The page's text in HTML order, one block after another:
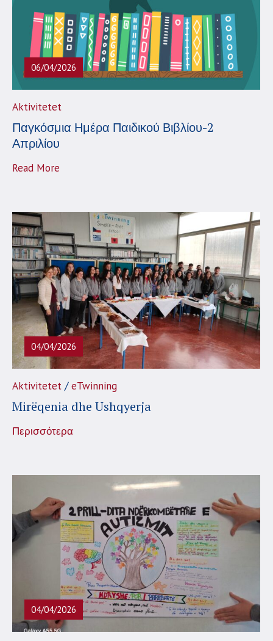
06/04/2026
Aktivitetet
Παγκόσμια Ημέρα Παιδικού Βιβλίου-2
Απριλίου
Read More
04/04/2026
Aktivitetet/eTwinning
Mirëqenia dhe Ushqyerja
Περισσότερα
04/04/2026